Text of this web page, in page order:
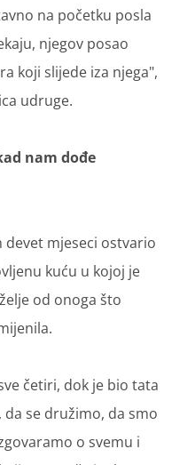
na početku posla
njegov posao
koji slijede iza njega",
udruge.
nam dođe
devet mjeseci ostvario
kuću u kojoj je
od onoga što
četiri, dok je bio tata
se družimo, da smo
o svemu i